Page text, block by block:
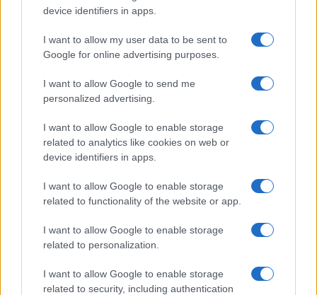
device identifiers in apps.
I want to allow my user data to be sent to
Google for online advertising purposes.
I want to allow Google to send me
personalized advertising.
I want to allow Google to enable storage
related to analytics like cookies on web or
device identifiers in apps.
I want to allow Google to enable storage
related to functionality of the website or app.
I want to allow Google to enable storage
related to personalization.
I want to allow Google to enable storage
related to security, including authentication
attenzione sana
Francesca Lombardi · 1 Ago 2026
PIÙ LETTI
XPENG Partner del Teatro del Silenzio 2026: Veicoli
Elettrici e Musica in Sinfonia
Rilancio degli impianti sciistici in Val Vigezzo, Val
Formazza e Valle Antrona
Scoperte carcasse di moto e motori in container
destinati al Senegal